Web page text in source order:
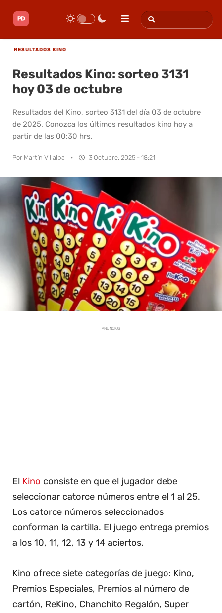
RESULTADOS KINO
Resultados Kino: sorteo 3131
hoy 03 de octubre
Resultados del Kino, sorteo 3131 del día 03 de octubre
de 2025. Conozca los últimos resultados kino hoy a
partir de las 00:30 hrs.
Por Martín Villalba · 3 Octubre, 2025 - 18:21
ANUNCIOS
El Kino consiste en que el jugador debe
seleccionar catorce números entre el 1 al 25.
Los catorce números seleccionados
conforman la cartilla. El juego entrega premios
a los 10, 11, 12, 13 y 14 aciertos.
Kino ofrece siete categorías de juego: Kino,
Premios Especiales, Premios al número de
cartón, ReKino, Chanchito Regalón, Super